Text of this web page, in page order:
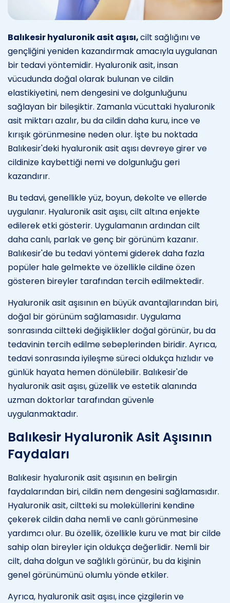
Balıkesir hyaluronik asit aşısı,cilt sağlığını ve
gençliğini yeniden kazandırmak amacıyla uygulanan
bir tedavi yöntemidir. Hyaluronik asit, insan
vücudunda doğal olarak bulunan ve cildin
elastikiyetini, nem dengesini ve dolgunluğunu
sağlayan bir bileşiktir. Zamanla vücuttaki hyaluronik
asit miktarı azalır, bu da cildin daha kuru, ince ve
kırışık görünmesine neden olur. İşte bu noktada
Balıkesir'deki hyaluronik asit aşısı devreye girer ve
cildinize kaybettiği nemi ve dolgunluğu geri
kazandırır.
Bu tedavi, genellikle yüz, boyun, dekolte ve ellerde
uygulanır. Hyaluronik asit aşısı, cilt altına enjekte
edilerek etki gösterir. Uygulamanın ardından cilt
daha canlı, parlak ve genç bir görünüm kazanır.
Balıkesir'de bu tedavi yöntemi giderek daha fazla
popüler hale gelmekte ve özellikle cildine özen
gösteren bireyler tarafından tercih edilmektedir.
Hyaluronik asit aşısının en büyük avantajlarından biri,
doğal bir görünüm sağlamasıdır. Uygulama
sonrasında ciltteki değişiklikler doğal görünür, bu da
tedavinin tercih edilme sebeplerinden biridir. Ayrıca,
tedavi sonrasında iyileşme süreci oldukça hızlıdır ve
günlük hayata hemen dönülebilir. Balıkesir'de
hyaluronik asit aşısı, güzellik ve estetik alanında
uzman doktorlar tarafından güvenle
uygulanmaktadır.
Balıkesir Hyaluronik Asit Aşısının
Faydaları
Balıkesir hyaluronik asit aşısının en belirgin
faydalarından biri, cildin nem dengesini sağlamasıdır.
Hyaluronik asit, ciltteki su moleküllerini kendine
çekerek cildin daha nemli ve canlı görünmesine
yardımcı olur. Bu özellik, özellikle kuru ve mat bir cilde
sahip olan bireyler için oldukça değerlidir. Nemli bir
cilt, daha dolgun ve sağlıklı görünür, bu da kişinin
genel görünümünü olumlu yönde etkiler.
Ayrıca, hyaluronik asit aşısı, ince çizgilerin ve